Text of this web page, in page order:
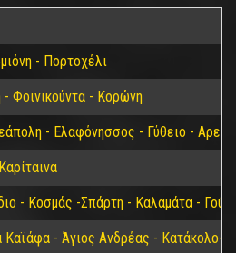
- Πορτοχέλι
Φοινικούντα - Κορώνη
- Ελαφόνησσος - Γύθειο -
- Κοσμάς -Σπάρτη - Καλαμάτα -
Καϊάφα - Άγιος Ανδρέας - Κατάκολο-